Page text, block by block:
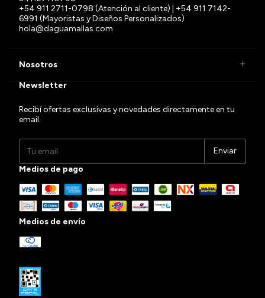
+54 911 2711-0798 (Atención al cliente) | +54 911 7142-
6991 (Mayoristas y Diseños Personalizados)
hola@daguamallas.com
Nosotros
Newsletter
Recibí ofertas exclusivas y novedades directamente en tu
email.
Medios de pago
Medios de envío